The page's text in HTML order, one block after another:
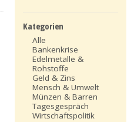
Kategorien
Alle
Bankenkrise
Edelmetalle &
Rohstoffe
Geld & Zins
Mensch & Umwelt
Münzen & Barren
Tagesgespräch
Wirtschaftspolitik